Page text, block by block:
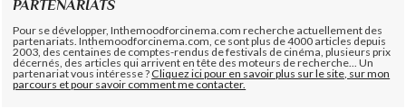
PARTENARIATS
Pour se développer, Inthemoodforcinema.com recherche actuellement des
partenariats. Inthemoodforcinema.com, ce sont plus de 4000 articles depuis
2003, des centaines de comptes-rendus de festivals de cinéma, plusieurs prix
décernés, des articles qui arrivent en tête des moteurs de recherche... Un
partenariat vous intéresse ?Cliquez ici pour en savoir plus sur le site, sur mon
parcours et pour savoir comment me contacter.